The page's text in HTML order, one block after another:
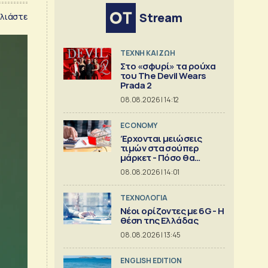
Stream
TΕΧΝΗ ΚΑΙ ΖΩΗ
Στο «σφυρί» τα ρούχα
του The Devil Wears
Prada 2
08.08.2026 | 14:12
ECONOMY
Έρχονται μειώσεις
τιμών στα σούπερ
μάρκετ - Πόσο θα
πέσουν
08.08.2026 | 14:01
ΤΕΧΝΟΛΟΓΙΑ
Νέοι ορίζοντες με 6G - Η
θέση της Ελλάδας
08.08.2026 | 13:45
ENGLISH EDITION